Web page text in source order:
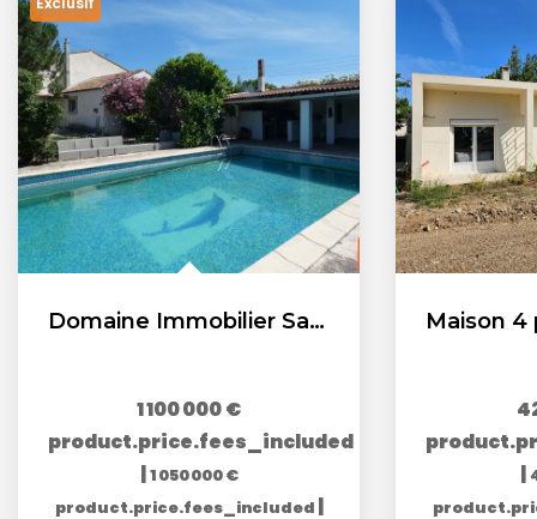
Maison 4 pièces - 104 m2 - Pélissanne (13)
420 000 €
product.price.fees_included
|400 000 €
product.price.fees_included